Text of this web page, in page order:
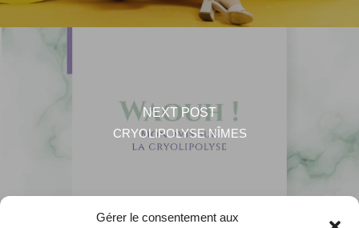
Gérer le consentement aux
NEXT POST
CRYOLIPOLYSE NÎMES